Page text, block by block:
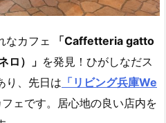
なカフェ
「Caffetteria gatto
ロ）」 を発見！ひがしなだス
り、先日は 「リビング兵庫We
ェです。居心地の良い店内を